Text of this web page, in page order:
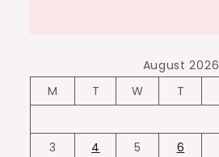
August 2026
M
T W T
3
4 5 6